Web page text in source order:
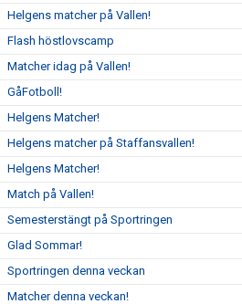
Helgens matcher på Vallen!
Flash höstlovscamp
Matcher idag på Vallen!
GåFotboll!
Helgens Matcher!
Helgens matcher på Staffansvallen!
Helgens Matcher!
Match på Vallen!
Semesterstängt på Sportringen
Glad Sommar!
Sportringen denna veckan
Matcher denna veckan!